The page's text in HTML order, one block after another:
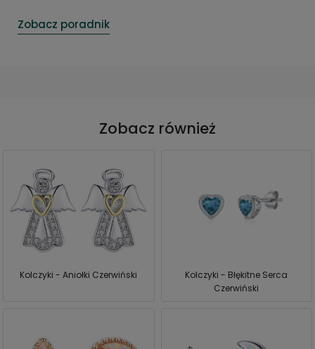
Zobacz poradnik
Zobacz również
Kolczyki - Aniołki Czerwiński
Kolczyki - Błękitne Serca
Czerwiński